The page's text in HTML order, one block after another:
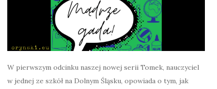
W pierwszym odcinku naszej nowej serii Tomek, nauczyciel
w jednej ze szkół na Dolnym Śląsku, opowiada o tym, jak